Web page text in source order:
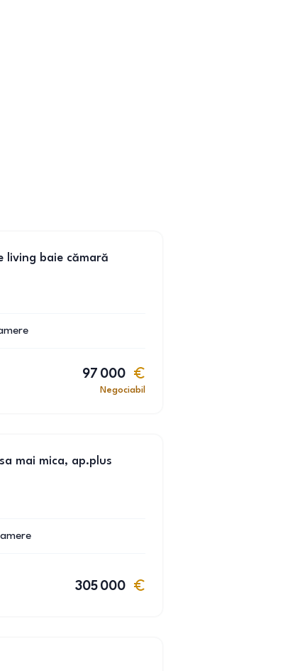
living baie cămară
97 000
Negociabil
mai mica, ap.plus
305 000